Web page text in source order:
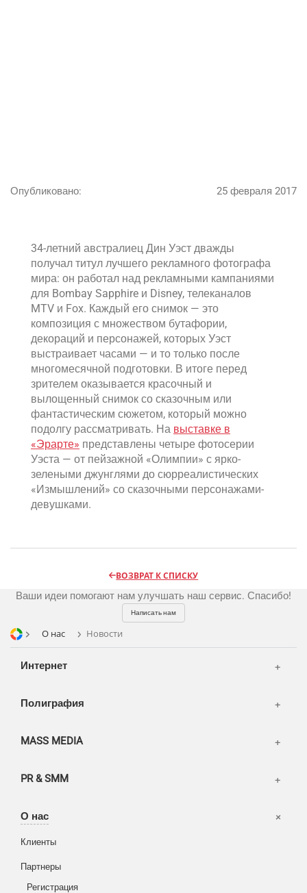
Опубликовано: 25 февраля 2017
34-летний австралиец Дин Уэст дважды
получал титул лучшего рекламного фотографа
мира: он работал над рекламными кампаниями
для Bombay Sapphire и Disney, телеканалов
MTV и Fox. Каждый его снимок — это
композиция с множеством бутафории,
декораций и персонажей, которых Уэст
выстраивает часами — и то только после
многомесячной подготовки. В итоге перед
зрителем оказывается красочный и
вылощенный снимок со сказочным или
фантастическим сюжетом, который можно
подолгу рассматривать. На выставке в
«Эрарте» представлены четыре фотосерии
Уэста — от пейзажной «Олимпии» с ярко-
зелеными джунглями до сюрреалистических
«Измышлений» со сказочными персонажами-
девушками.
ВОЗВРАТ К СПИСКУ
Ваши идеи помогают нам улучшать наш сервис. Спасибо!
Написать нам
О нас Новости
Интернет
Реклама и продвижение
SMM
AI Automation
Разработка сайтов
CMS 1C-Bitrix
CRM Bitrix24
Полиграфия
Цифра и офсет
Широкий формат
Сувениры и подарки
MASS MEDIA
Телевидение
Радио
OOH
PR & SMM
О нас
Клиенты
Партнеры
Регистрация
Офисы
Корзина
Вход
Написать тикет